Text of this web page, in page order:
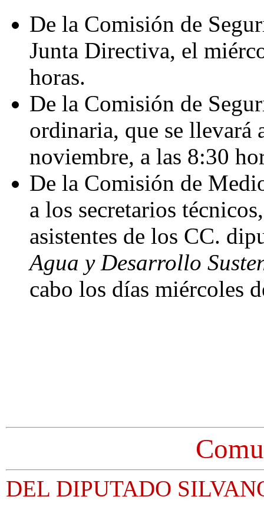
De la Comisión de
Junta Directiva, el
horas.
De la Comisión de
ordinaria, que se llevará
noviembre, a las 8:30
De la Comisión de
a los secretarios
asistentes de los CC.
Agua y Desarrollo
cabo los días miércoles
DEL DIPUTADO